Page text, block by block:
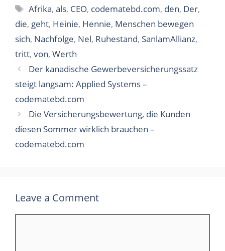
Tags
Afrika,als, CEO, codematebd.com, den, Der,
die, geht, Heinie, Hennie, Menschen bewegen
sich, Nachfolge, Nel, Ruhestand, SanlamAllianz,
tritt, von, Werth
Der kanadische Gewerbeversicherungssatz
steigt langsam: Applied Systems –
codematebd.com
Die Versicherungsbewertung, die Kunden
diesen Sommer wirklich brauchen –
codematebd.com
Leave a Comment